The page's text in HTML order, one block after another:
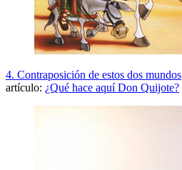
4. Contraposición de estos dos mundos
artículo: ¿Qué hace aquí Don Quijote?